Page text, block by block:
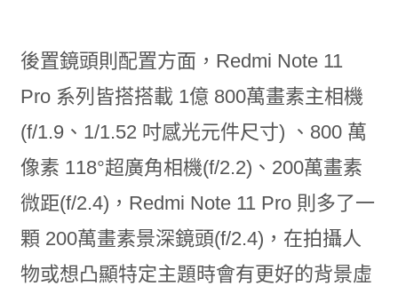
後置鏡頭則配置方面，Redmi Note 11
Pro 系列皆搭搭載 1億 800萬畫素主相機
(f/1.9、1/1.52 吋感光元件尺寸) 、800 萬
像素 118°超廣角相機(f/2.2)、200萬畫素
微距(f/2.4)，Redmi Note 11 Pro 則多了一
顆 200萬畫素景深鏡頭(f/2.4)，在拍攝人
物或想凸顯特定主題時會有更好的背景虛